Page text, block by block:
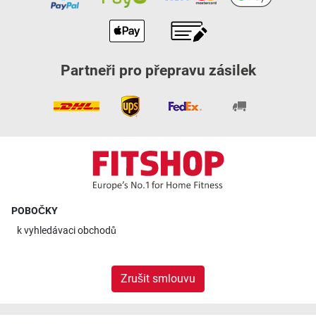
Partneři pro přepravu zásilek
POBOČKY
kvyhledávaci obchodů
Zrušit smlouvu